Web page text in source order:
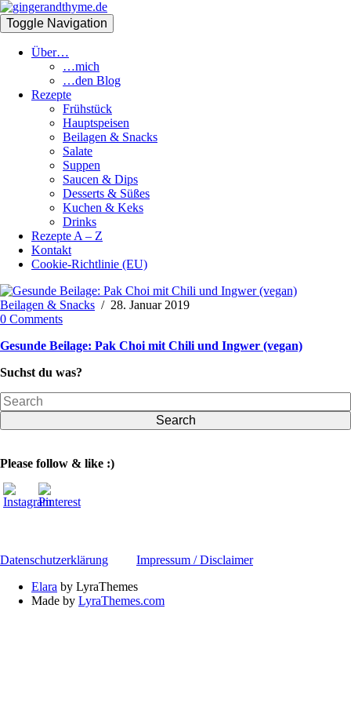
Toggle Navigation
Über…
…mich
…den Blog
Rezepte
Frühstück
Hauptspeisen
Beilagen & Snacks
Salate
Suppen
Saucen & Dips
Desserts & Süßes
Kuchen & Keks
Drinks
Rezepte A – Z
Kontakt
Cookie-Richtlinie (EU)
Beilagen & Snacks / 28. Januar 2019
0 Comments
Gesunde Beilage: Pak Choi mit Chili und Ingwer (vegan)
Suchst du was?
Search
Please follow & like :)
Datenschutzerklärung
Impressum / Disclaimer
Elara by LyraThemes
Made by LyraThemes.com